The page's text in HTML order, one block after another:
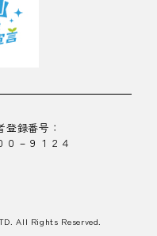
録番号：
０－９１２４
All Rights Reserved.